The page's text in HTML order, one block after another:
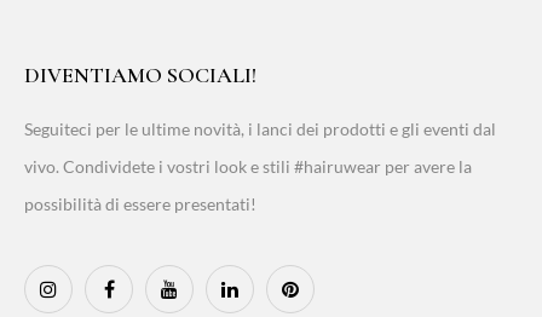
DIVENTIAMO SOCIALI!
Seguiteci per le ultime novità, i lanci dei prodotti e gli eventi dal
vivo. Condividete i vostri look e stili #hairuwear per avere la
possibilità di essere presentati!